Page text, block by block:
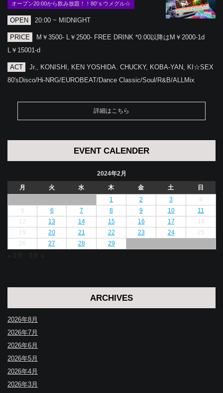
オープン20:00から飲み放題！！80’ｓウメグル☆
OPEN 20:00 ~ MIDNIGHT
PRICE
M￥3500- L￥2500- FREE DRINK *0:00以降はM￥2000-1d
L￥15001-d
ACT
Jr., KONISHI, KEN YOSHIDA. CHUCKY, KOBA-YAN, KI☆SEX
80'sDisco/Hi-NRG/EUROBEAT/Dance Classic/Soul/R&B/ALLMix
詳細はこちら
EVENT CALENDER
2024年2月
月
火 水 木 金 土
日
1
2 3
4
5
6 7 8 9 10
11
12
13 14 15 16 17
18
19
20 21 22 23 24
25
26
27 28 29
3月 »
ARCHIVES
2026年8月
2026年7月
2026年6月
2026年5月
2026年4月
2026年3月